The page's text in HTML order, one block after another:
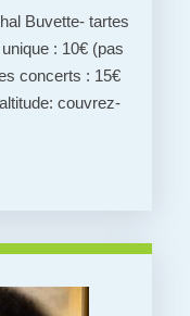
Buvette- tartes
: 10€ (pas
concerts : 15€
couvrez-